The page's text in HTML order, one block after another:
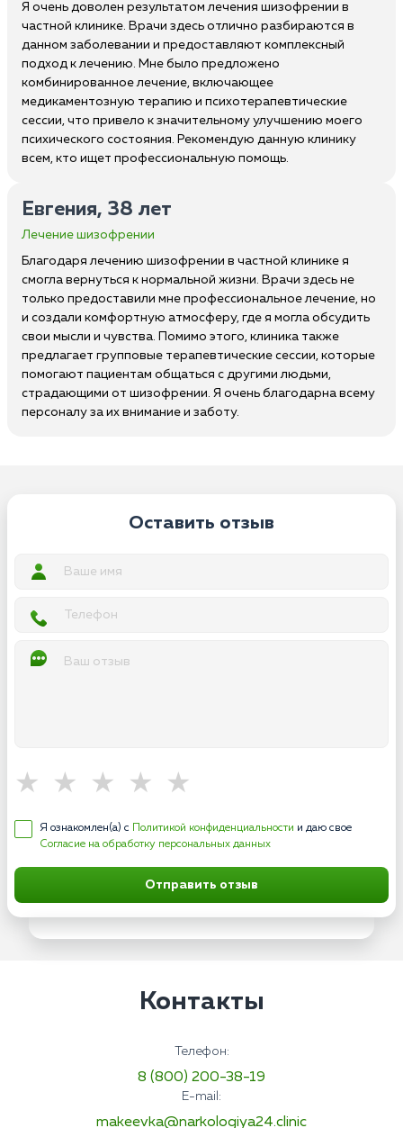
Я очень доволен результатом лечения шизофрении в
частной клинике. Врачи здесь отлично разбираются в
данном заболевании и предоставляют комплексный
подход к лечению. Мне было предложено
комбинированное лечение, включающее
медикаментозную терапию и психотерапевтические
сессии, что привело к значительному улучшению моего
психического состояния. Рекомендую данную клинику
всем, кто ищет профессиональную помощь.
Евгения, 38 лет
Лечение шизофрении
Благодаря лечению шизофрении в частной клинике я
смогла вернуться к нормальной жизни. Врачи здесь не
только предоставили мне профессиональное лечение, но
и создали комфортную атмосферу, где я могла обсудить
свои мысли и чувства. Помимо этого, клиника также
предлагает групповые терапевтические сессии, которые
помогают пациентам общаться с другими людьми,
страдающими от шизофрении. Я очень благодарна всему
персоналу за их внимание и заботу.
Оставить отзыв
Я ознакомлен(а) с Политикой конфиденциальности и даю свое
Согласие на обработку персональных данных
Отправить отзыв
Контакты
Телефон:
8 (800) 200-38-19
E-mail:
makeevka@narkologiya24.clinic